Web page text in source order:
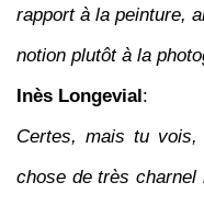
rapport à la peinture,
notion plutôt à la
Inès Longevial:
Certes, mais tu
chose de très charnel